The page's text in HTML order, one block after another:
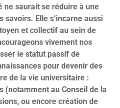
ne saurait se réduire à une
savoirs. Elle s’incarne aussi
et collectif au sein de
vivement nos
le statut passif de
pour devenir des
de la vie universitaire :
(notamment au Conseil de la
ou encore création de